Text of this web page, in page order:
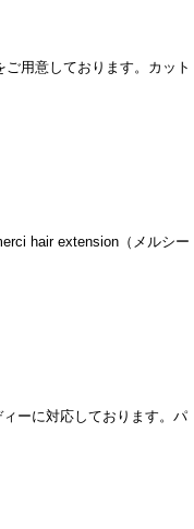
用意しております。カット
hair extension（メルシー
ーに対応しております。パ